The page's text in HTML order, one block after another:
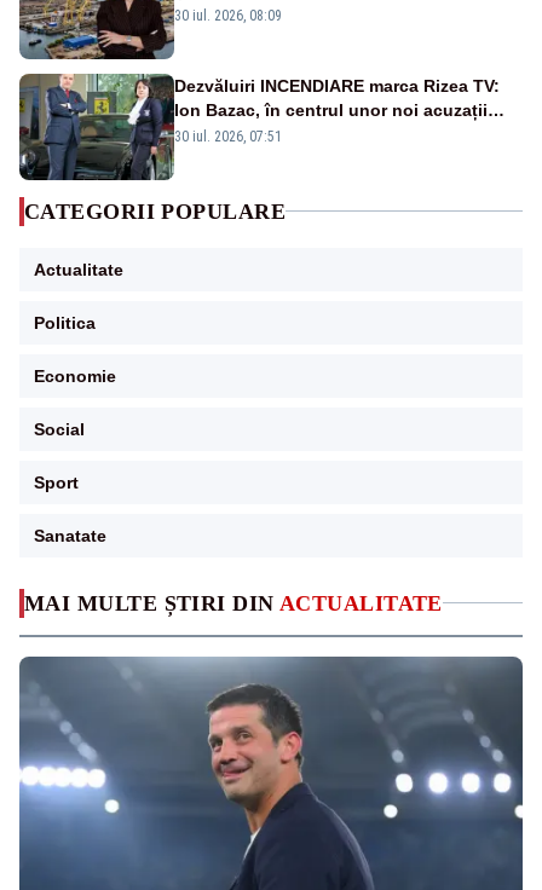
MAI MULTE ȘTIRI DIN ACTUALITATE
scufundă apărarea României
30 iul. 2026, 08:09
Dezvăluiri INCENDIARE marca Rizea TV:
Ion Bazac, în centrul unor noi acuzații
publice
30 iul. 2026, 07:51
CATEGORII POPULARE
Actualitate
Politica
Economie
Social
Sport
Sanatate